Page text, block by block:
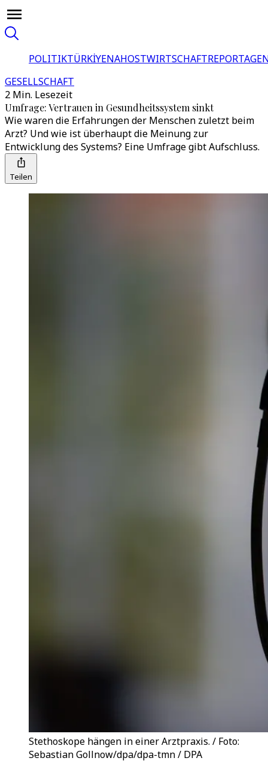
POLITIKTÜRKİYENAHOSTWIRTSCHAFT
GESELLSCHAFT
2 Min. Lesezeit
Umfrage: Vertrauen in Gesundheitssystem sinkt
Wie waren die Erfahrungen der Menschen zuletzt beim
Arzt? Und wie ist überhaupt die Meinung zur
Entwicklung des Systems? Eine Umfrage gibt Aufschluss.
Teilen
Stethoskope hängen in einer Arztpraxis. / Foto:
Sebastian Gollnow/dpa/dpa-tmn / DPA